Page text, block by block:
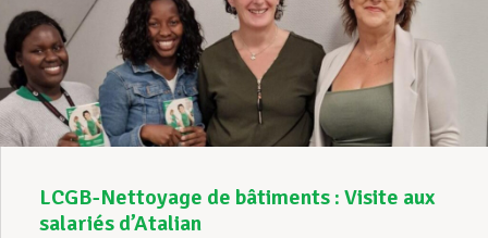
LCGB-Nettoyage de bâtiments : Visite aux
salariés d’Atalian